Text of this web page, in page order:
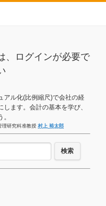
、ログインが必要で
アル化(比例縮尺)で会社の経
ます。会計の基本を学び、
研究科准教授 村上 裕太郎
検索